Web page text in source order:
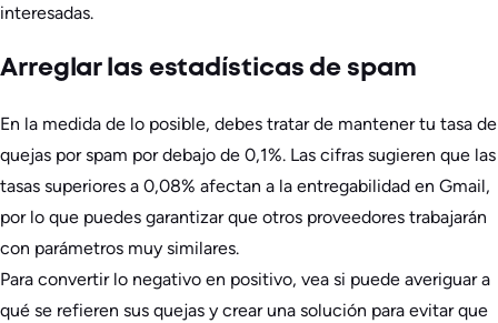
interesadas.
Arreglar las estadísticas de spam
En la medida de lo posible, debes tratar de mantener tu tasa de
quejas por spam por debajo de 0,1%. Las cifras sugieren que las
tasas superiores a 0,08% afectan a la entregabilidad en Gmail,
por lo que puedes garantizar que otros proveedores trabajarán
con parámetros muy similares.
Para convertir lo negativo en positivo, vea si puede averiguar a
qué se refieren sus quejas y crear una solución para evitar que